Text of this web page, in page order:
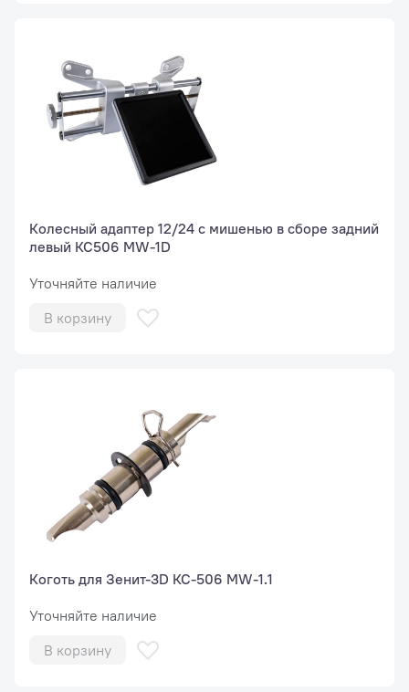
Колесный адаптер 12/24 с мишенью в сборе задний
левый КС506 MW-1D
Уточняйте наличие
В корзину
Коготь для Зенит-3D КС-506 MW-1.1
Уточняйте наличие
В корзину